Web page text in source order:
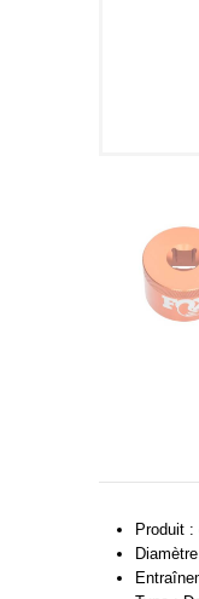
Produit